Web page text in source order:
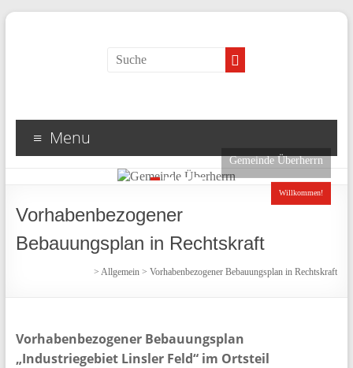
Menu
Gemeinde Überherrn
Willkommen!
1 2 3 4
Vorhabenbezogener
Bebauungsplan in Rechtskraft
>Allgemein >Vorhabenbezogener Bebauungsplan in Rechtskraft
Vorhabenbezogener Bebauungsplan
„Industriegebiet Linsler Feld“ im Ortsteil